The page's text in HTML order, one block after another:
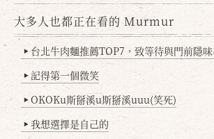
大多人也都正在看的 Murmur
▶ 台北牛肉麵推薦TOP7，致等待與門前隱味相
▶ 記得第一個微笑
▶ OKOKu斯掰溪u斯掰溪uuu(笑死)
▶ 我想選擇是自己的
確定 取消